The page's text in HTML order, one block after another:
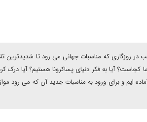
روزگاری که مناسبات جهانی می رود تا شدیدترین
آیا به فکر دنیای پساکرونا هستیم؟ آیا درک
ایم و برای ورود به مناسبات جدید آن که می رود